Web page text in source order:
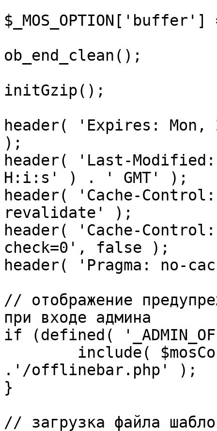
ob_end_clean();
initGzip();
header( 'Expires: Mon,
);
header( 'Last-
H:i:s' ) . ' GMT' );
header( 'Cache-
revalidate' );
header( 'Cache-
check=0', false );
header( 'Pragma: no-
// отображение
при входе админа
if (defined(
.'/offlinebar.php' );
}
// загрузка файла